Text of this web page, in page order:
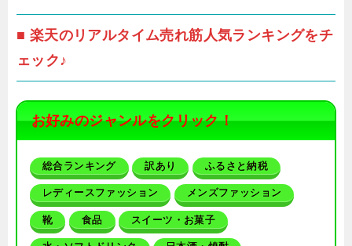
■ 楽天のリアルタイム売れ筋人気ランキングをチ
ェック♪
お好みのジャンルをクリック！
総合ランキング 訳あり ふるさと納税
レディースファッション メンズファッション
靴 食品 スイーツ・お菓子